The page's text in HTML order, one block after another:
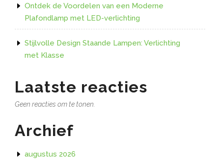
Ontdek de Voordelen van een Moderne
Plafondlamp met LED-verlichting
Stijlvolle Design Staande Lampen: Verlichting
met Klasse
Laatste reacties
Geen reacties om te tonen.
Archief
augustus 2026